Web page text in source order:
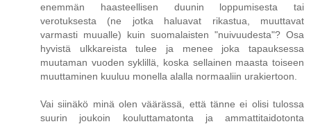
enemmän haasteellisen duunin loppumisesta tai
verotuksesta (ne jotka haluavat rikastua, muuttavat
varmasti muualle) kuin suomalaisten "nuivuudesta"? Osa
hyvistä ulkkareista tulee ja menee joka tapauksessa
muutaman vuoden syklillä, koska sellainen maasta toiseen
muuttaminen kuuluu monella alalla normaaliin urakiertoon.
Vai siinäkö minä olen väärässä, että tänne ei olisi tulossa
suurin joukoin kouluttamatonta ja ammattitaidotonta